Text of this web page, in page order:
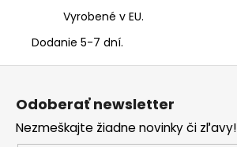
Vyrobené v EU.
Dodanie 5-7 dní.
Odoberať newsletter
Nezmeškajte žiadne novinky či zľavy!